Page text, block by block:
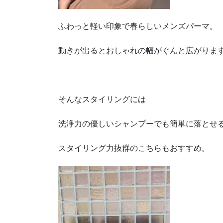
ふわっと軽い印象で春らしいメンズパーマ。
動きが出るとおしゃれの幅がぐんと広がりま
そんなスタイリングには
洗浄力の優しいシャンプーでも簡単に落とせ
スタイリング力抜群のこちらもおすすめ。